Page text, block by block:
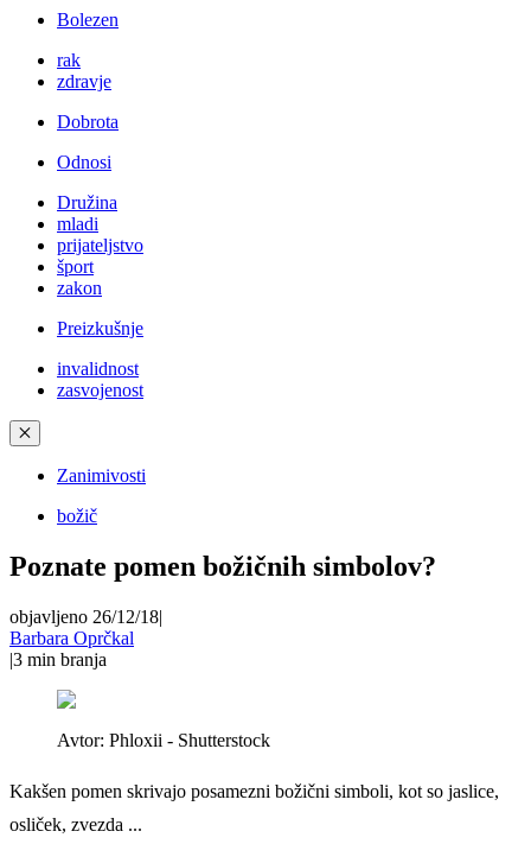
Bolezen
rak
zdravje
Dobrota
Odnosi
Družina
mladi
prijateljstvo
šport
zakon
Preizkušnje
invalidnost
zasvojenost
✕
Zanimivosti
božič
Poznate pomen božičnih simbolov?
objavljeno 26/12/18|
Barbara Oprčkal
|3 min branja
Avtor: Phloxii - Shutterstock
Kakšen pomen skrivajo posamezni božični simboli, kot so jaslice,
osliček, zvezda ...